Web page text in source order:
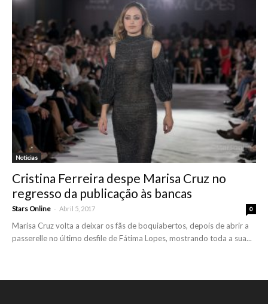
Noticias
Cristina Ferreira despe Marisa Cruz no
regresso da publicação às bancas
Stars Online - Abril 5, 2017 0
Marisa Cruz volta a deixar os fãs de boquiabertos, depois de abrir a
passerelle no último desfile de Fátima Lopes, mostrando toda a sua...